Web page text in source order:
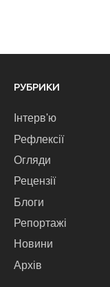
РУБРИКИ
Інтерв'ю
Рефлексії
Огляди
Рецензії
Блоги
Репортажі
Новини
Архів